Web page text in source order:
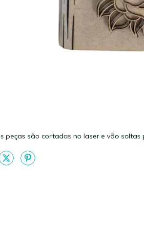
peças são cortadas no laser e vão